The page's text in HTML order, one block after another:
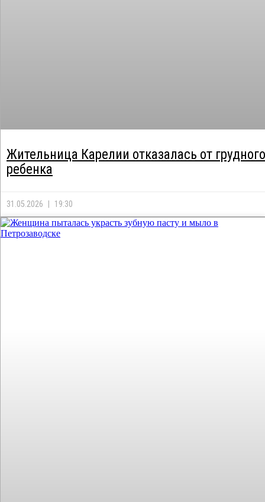
Жительница Карелии отказалась от грудного
ребенка
31.05.2026 19:30